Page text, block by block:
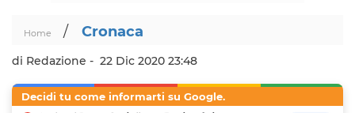
Home / Cronaca
di Redazione - 22 Dic 2020 23:48
Decidi tu come informarti su Google.